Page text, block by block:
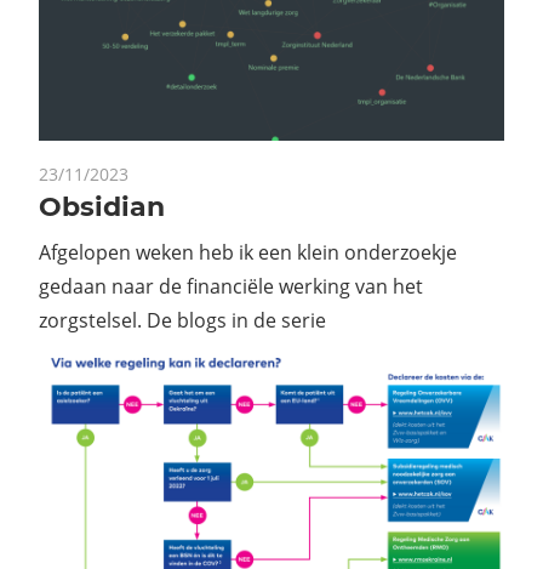
23/11/2023
Obsidian
Afgelopen weken heb ik een klein onderzoekje
gedaan naar de financiële werking van het
zorgstelsel. De blogs in de serie